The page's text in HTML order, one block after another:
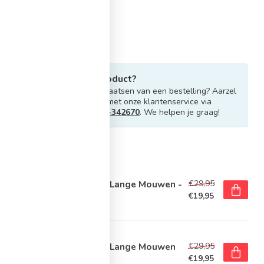
Heb je vragen over dit product?
Of heb je hulp nodig bij het plaatsen van een bestelling? Aarzel
niet om contact op te nemen met onze klantenservice via
0492-342670. We helpen je graag!
Dri-Fit Park Ondershirt Lange Mouwen -
€29,95
€19,95
Dri-Fit Park Ondershirt Lange Mouwen
€29,95
€19,95